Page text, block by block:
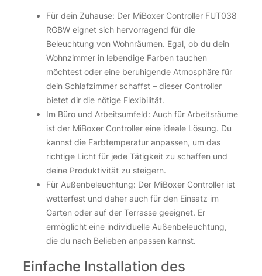
Für dein Zuhause: Der MiBoxer Controller FUT038
RGBW eignet sich hervorragend für die
Beleuchtung von Wohnräumen. Egal, ob du dein
Wohnzimmer in lebendige Farben tauchen
möchtest oder eine beruhigende Atmosphäre für
dein Schlafzimmer schaffst – dieser Controller
bietet dir die nötige Flexibilität.
Im Büro und Arbeitsumfeld: Auch für Arbeitsräume
ist der MiBoxer Controller eine ideale Lösung. Du
kannst die Farbtemperatur anpassen, um das
richtige Licht für jede Tätigkeit zu schaffen und
deine Produktivität zu steigern.
Für Außenbeleuchtung: Der MiBoxer Controller ist
wetterfest und daher auch für den Einsatz im
Garten oder auf der Terrasse geeignet. Er
ermöglicht eine individuelle Außenbeleuchtung,
die du nach Belieben anpassen kannst.
Einfache Installation des